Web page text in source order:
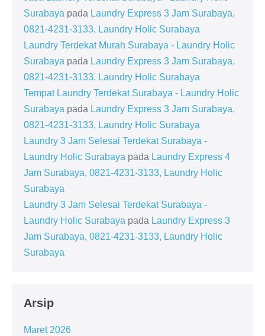
Surabaya pada Laundry Express 3 Jam Surabaya,
0821-4231-3133, Laundry Holic Surabaya
Laundry Terdekat Murah Surabaya - Laundry Holic
Surabaya pada Laundry Express 3 Jam Surabaya,
0821-4231-3133, Laundry Holic Surabaya
Tempat Laundry Terdekat Surabaya - Laundry Holic
Surabaya pada Laundry Express 3 Jam Surabaya,
0821-4231-3133, Laundry Holic Surabaya
Laundry 3 Jam Selesai Terdekat Surabaya -
Laundry Holic Surabaya pada Laundry Express 4
Jam Surabaya, 0821-4231-3133, Laundry Holic
Surabaya
Laundry 3 Jam Selesai Terdekat Surabaya -
Laundry Holic Surabaya pada Laundry Express 3
Jam Surabaya, 0821-4231-3133, Laundry Holic
Surabaya
Arsip
Maret 2026